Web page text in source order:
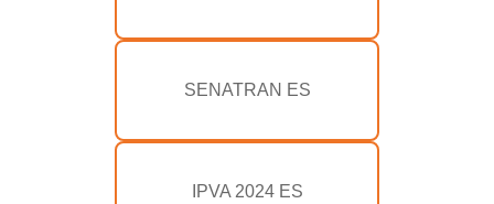
SENATRAN ES
IPVA 2024 ES